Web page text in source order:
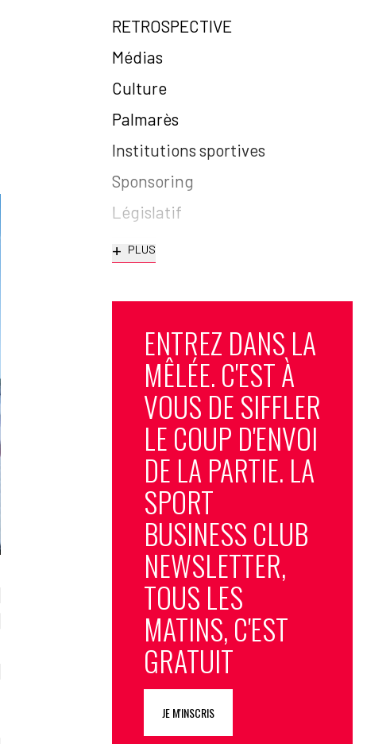
RETROSPECTIVE
Médias
Culture
Palmarès
Institutions sportives
Sponsoring
Législatif
+ PLUS
ENTREZ DANS LA
MÊLÉE. C'EST À
VOUS DE SIFFLER
LE COUP D'ENVOI
DE LA PARTIE. LA
SPORT
BUSINESS CLUB
NEWSLETTER,
TOUS LES
MATINS, C'EST
GRATUIT
JE M'INSCRIS